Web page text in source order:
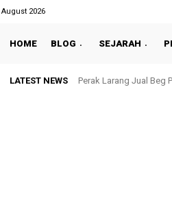
2026
HOME BLOG SEJARAH
LATEST NEWS Perak Larang Jual Beg